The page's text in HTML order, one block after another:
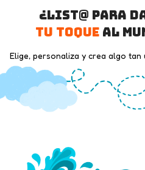
¿List@ para
tu toqueal
Elige, personaliza y crea algo tan